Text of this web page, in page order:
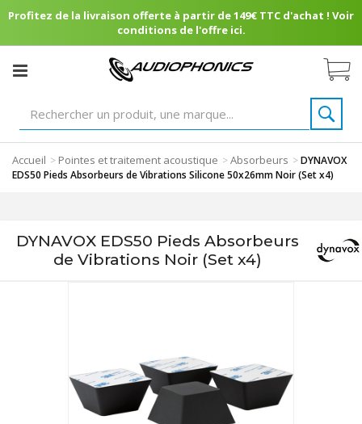
Profitez de la livraison offerte à partir de 149€ TTC d'achat ! Voir
conditions de l'offre ici.
Accueil > Pointes et traitement acoustique >Absorbeurs >DYNAVOX
EDS50 Pieds Absorbeurs de Vibrations Silicone 50x26mm Noir (Set x4)
DYNAVOX EDS50 Pieds Absorbeurs
de Vibrations Noir (Set x4)